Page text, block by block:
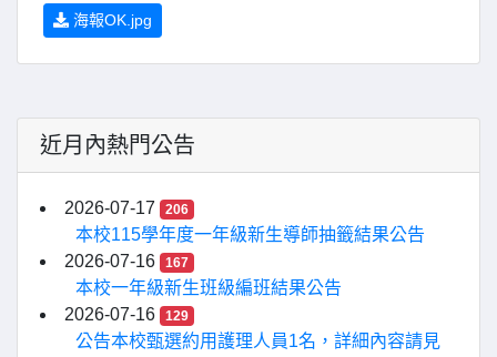
海報OK.jpg
近月內熱門公告
2026-07-17 206
本校115學年度一年級新生導師抽籤結果公告
2026-07-16
167
本校一年級新生班級編班結果公告
2026-07-16
129
公告本校甄選約用護理人員1名，詳細內容請見